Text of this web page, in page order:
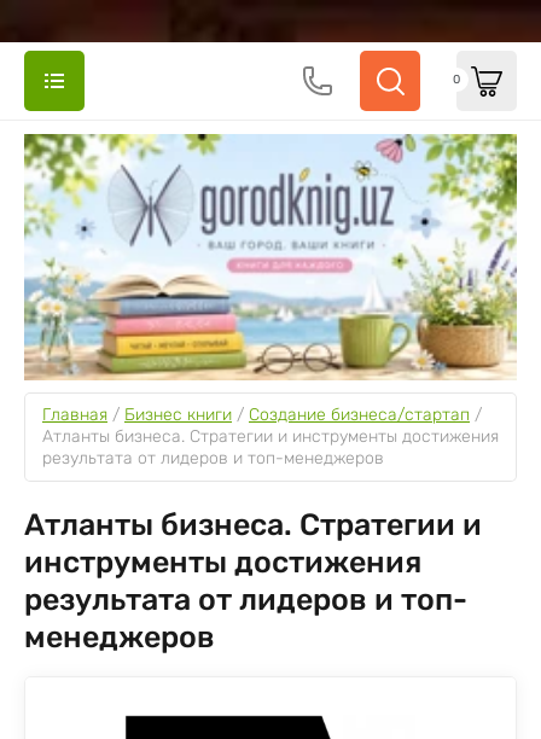
0
Главная / Бизнес книги / Создание бизнеса/стартап
Атланты бизнеса. Стратегии и инструменты достижения
результата от лидеров и топ-менеджеров
Атланты бизнеса. Стратегии и
инструменты достижения
результата от лидеров и топ-
менеджеров